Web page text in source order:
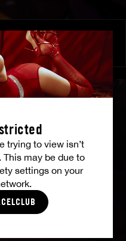
trying to view isn’t
may be due to
settings on your